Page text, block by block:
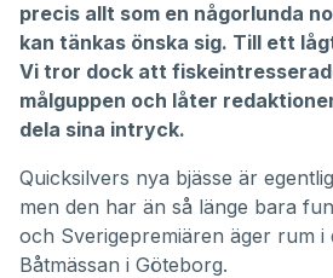
minutes,
precis allt som en någorlunda
kan tänkas önska sig. Till ett
Vi tror dock att
målguppen och låter
dela sina intryck.
Quicksilvers nya bjässe är
men den har än så länge bara
och Sverigepremiären äger rum i
Båtmässan i Göteborg.